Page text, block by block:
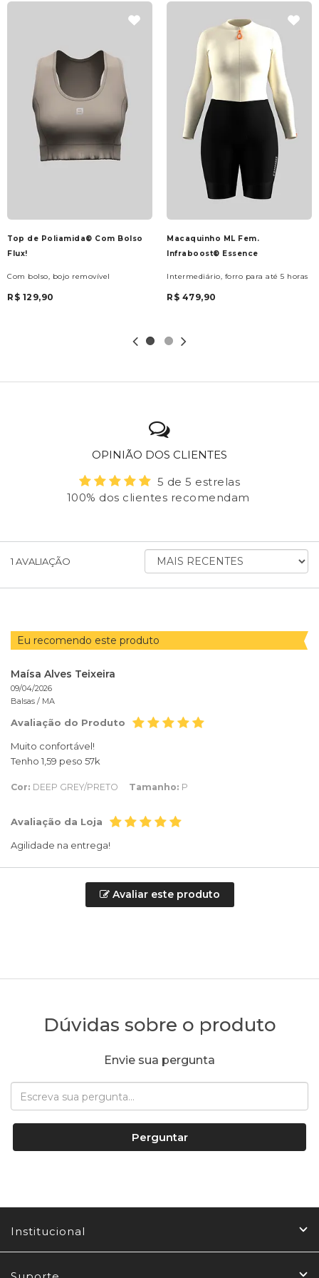
Top de Poliamida® Com Bolso
Flux!
Com bolso, bojo removível
R$ 129,90
Macaquinho ML Fem.
Infraboost® Essence
Intermediário, forro para até 5 horas
R$ 479,90
OPINIÃO DOS CLIENTES
5 de 5 estrelas
100% dos clientes recomendam
1 AVALIAÇÃO ORDENAR AVALIAÇÕES POR
Eu recomendo este produto
Maísa Alves Teixeira
09/04/2026
Balsas / MA
Avaliação do Produto
Muito confortável!
Tenho 1,59 peso 57k
Cor: DEEP GREY/PRETO Tamanho: P
Avaliação da Loja
Agilidade na entrega!
Avaliar este produto
Dúvidas sobre o produto
Envie sua pergunta
Perguntar
Institucional